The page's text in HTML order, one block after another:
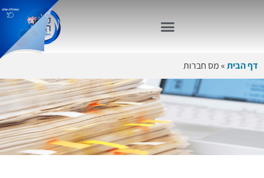
דף הבית»מס חברות